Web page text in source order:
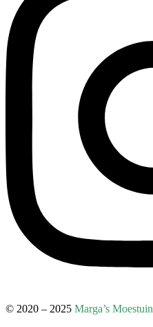
© 2020 – 2025 Marga’s Moestuin